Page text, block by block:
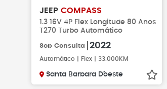
JEEP COMPASS
1.3 16V 4P Flex Longitude 80 Anos
T270 Turbo Automático
Sob Consulta 2022
Automático | Flex | 33.000KM
Santa Barbara D´oeste